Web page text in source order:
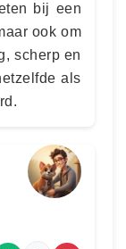
bij een
ook om
scherp en
als